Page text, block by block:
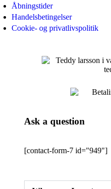
Åbningstider
Handelsbetingelser
Cookie- og privatlivspolitik
Ask a question
[contact-form-7 id="949"]